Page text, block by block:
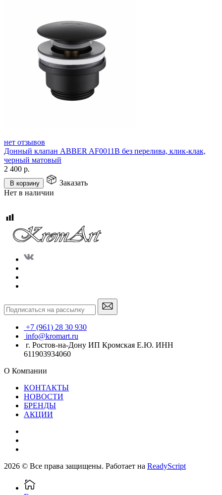
нет отзывов
Донный клапан ABBER AF0011B без перелива, клик-клак,
черный матовый
2 400 р.
В корзину
Заказать
Нет в наличии
+7 (961) 28 30 930
info@kromart.ru
г. Ростов-на-Дону ИП Кромская Е.Ю. ИНН
611903934060
О Компании
КОНТАКТЫ
НОВОСТИ
БРЕНДЫ
АКЦИИ
2026 © Все права защищены. Работает на ReadyScript